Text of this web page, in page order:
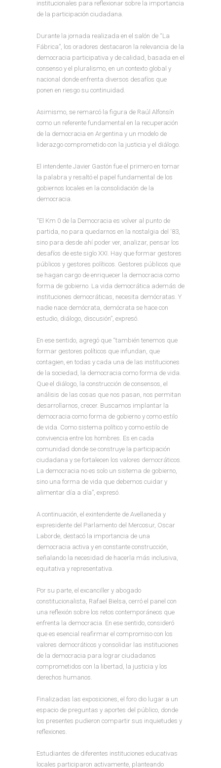
institucionales para reflexionar sobre la importancia
de la participación ciudadana.
Durante la jornada realizada en el salón de “La
Fábrica”, los oradores destacaron la relevancia de la
democracia participativa y de calidad, basada en el
consenso y el pluralismo, en un contexto global y
nacional donde enfrenta diversos desafíos que
ponen en riesgo su continuidad.
Asimismo, se remarcó la figura de Raúl Alfonsín
como un referente fundamental en la recuperación
de la democracia en Argentina y un modelo de
liderazgo comprometido con la justicia y el diálogo.
El intendente Javier Gastón fue el primero en tomar
la palabra y resaltó el papel fundamental de los
gobiernos locales en la consolidación de la
democracia.
“El Km 0 de la Democracia es volver al punto de
partida, no para quedarnos en la nostalgia del ‘83,
sino para desde ahí poder ver, analizar, pensar los
desafíos de este siglo XXI. Hay que formar gestores
públicos y gestores políticos. Gestores públicos que
se hagan cargo de enriquecer la democracia como
forma de gobierno. La vida democrática además de
instituciones democráticas, necesita demócratas. Y
nadie nace demócrata, demócrata se hace con
estudio, diálogo, discusión”, expresó.
En ese sentido, agregó que “también tenemos que
formar gestores políticos que infundan, que
contagien, en todas y cada una de las instituciones
de la sociedad, la democracia como forma de vida.
Que el diálogo, la construcción de consensos, el
análisis de las cosas que nos pasan, nos permitan
desarrollarnos, crecer. Buscamos implantar la
democracia como forma de gobierno y como estilo
de vida. Como sistema político y como estilo de
convivencia entre los hombres. Es en cada
comunidad donde se construye la participación
ciudadana y se fortalecen los valores democráticos.
La democracia no es solo un sistema de gobierno,
sino una forma de vida que debemos cuidar y
alimentar día a día”, expresó.
A continuación, el exintendente de Avellaneda y
expresidente del Parlamento del Mercosur, Oscar
Laborde, destacó la importancia de una
democracia activa y en constante construcción,
señalando la necesidad de hacerla más inclusiva,
equitativa y representativa.
Por su parte, el excanciller y abogado
constitucionalista, Rafael Bielsa, cerró el panel con
una reflexión sobre los retos contemporáneos que
enfrenta la democracia. En ese sentido, consideró
que es esencial reafirmar el compromiso con los
valores democráticos y consolidar las instituciones
de la democracia para lograr ciudadanos
comprometidos con la libertad, la justicia y los
derechos humanos.
Finalizadas las exposiciones, el foro dio lugar a un
espacio de preguntas y aportes del público, donde
los presentes pudieron compartir sus inquietudes y
reflexiones.
Estudiantes de diferentes instituciones educativas
locales participaron activamente, planteando